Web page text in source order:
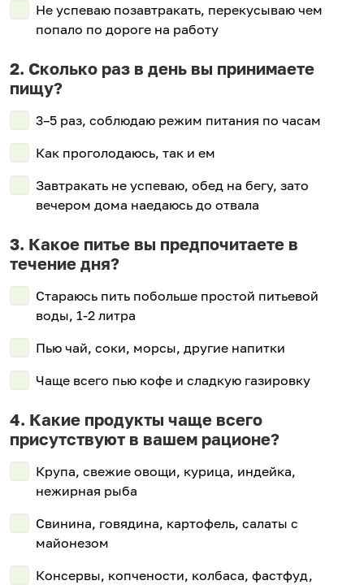
Не успеваю позавтракать, перекусываю чем
попало по дороге на работу
Сколько раз в день вы принимаете
пищу?
3–5 раз, соблюдаю режим питания по часам
Как проголодаюсь, так и ем
Завтракать не успеваю, обед на бегу, зато
вечером дома наедаюсь до отвала
Какое питье вы предпочитаете в
течение дня?
Стараюсь пить побольше простой питьевой
воды, 1-2 литра
Пью чай, соки, морсы, другие напитки
Чаще всего пью кофе и сладкую газировку
Какие продукты чаще всего
присутствуют в вашем рационе?
Крупа, свежие овощи, курица, индейка,
нежирная рыба
Свинина, говядина, картофель, салаты с
майонезом
Консервы, копчености, колбаса, фастфуд,